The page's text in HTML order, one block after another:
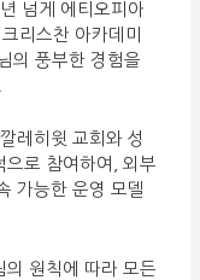
넘게 에티오피아
리스찬 아카데미
의 풍부한 경험을
레히윗 교회와 성
으로 참여하여, 외부
가능한 운영 모델
의 원칙에 따라 모든